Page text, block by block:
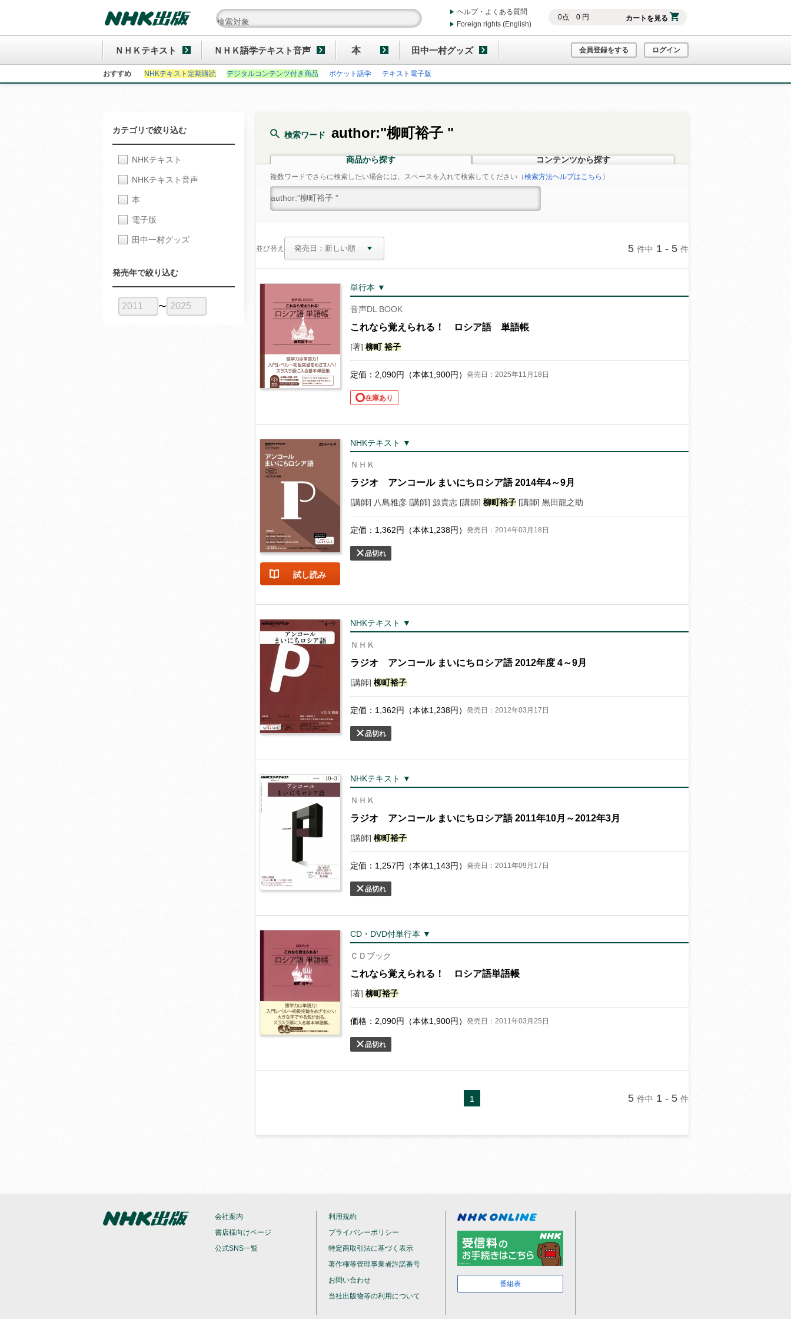
0点 0円 カートを見る
ヘルプ・よくある質問
Foreign rights (English)
ＮＨＫテキスト ＮＨＫ語学テキスト音声 本 田中一村グッズ 会員登録をする ログイン
おすすめ NHKテキスト定期購読 デジタルコンテンツ付き商品 ポケット語学 テキスト電子版
検索ワード author:"柳町裕子 "
商品から探す コンテンツから探す
複数ワードでさらに検索したい場合には、スペースを入れて検索してください（検索方法ヘルプはこちら ）
並び替え 5 件中 1 - 5 件
単行本 ▼
音声DL BOOK
これなら覚えられる！ ロシア語 単語帳
[著] 柳町 裕子
定価： 2,090円（本体1,900円） 発売日：2025年11月18日
在庫あり
試し読み
NHKテキスト ▼
ＮＨＫ
ラジオ アンコール まいにちロシア語 2014年4～9月
[講師] 八島雅彦 [講師] 源貴志 [講師] 柳町裕子[講師] 黒田龍之助
定価： 1,362円（本体1,238円） 発売日：2014年03月18日
品切れ
NHKテキスト ▼
ＮＨＫ
ラジオ アンコール まいにちロシア語 2012年度 4～9月
[講師] 柳町裕子
定価： 1,362円（本体1,238円） 発売日：2012年03月17日
品切れ
NHKテキスト ▼
ＮＨＫ
ラジオ アンコール まいにちロシア語 2011年10月～2012年3月
[講師] 柳町裕子
定価： 1,257円（本体1,143円） 発売日：2011年09月17日
品切れ
CD・DVD付単行本 ▼
ＣＤブック
これなら覚えられる！ ロシア語単語帳
[著] 柳町裕子
価格： 2,090円（本体1,900円） 発売日：2011年03月25日
品切れ
1 5 件中 1 - 5 件
カテゴリで絞り込む
NHKテキスト
NHKテキスト音声
本
電子版
田中一村グッズ
発売年で絞り込む
〜
会社案内
書店様向けページ
公式SNS一覧
利用規約
プライバシーポリシー
特定商取引法に基づく表示
著作権等管理事業者許諾番号
お問い合わせ
当社出版物等の利用について
番組表